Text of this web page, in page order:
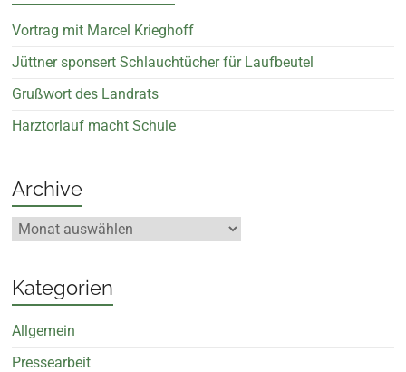
Vortrag mit Marcel Krieghoff
Jüttner sponsert Schlauchtücher für Laufbeutel
Grußwort des Landrats
Harztorlauf macht Schule
Archive
Kategorien
Allgemein
Pressearbeit